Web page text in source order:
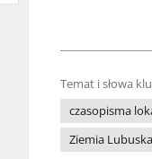
Temat i słowa
czasopisma
Ziemia Lubuska